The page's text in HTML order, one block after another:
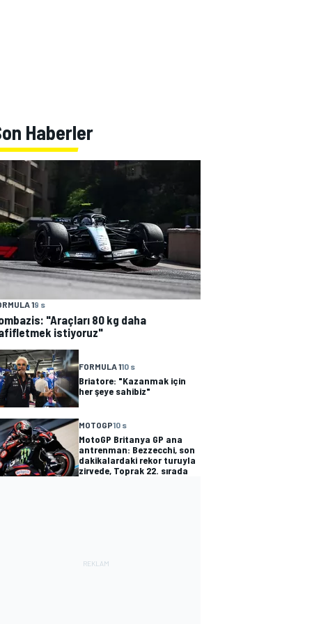
Haberler
19 s
"Araçları 80 kg daha
istiyoruz"
FORMULA 110 s
Briatore: "Kazanmak için
her şeye sahibiz"
MOTOGP10 s
MotoGP Britanya GP ana
antrenman: Bezzecchi, son
dakikalardaki rekor turuyla
zirvede, Toprak 22. sırada